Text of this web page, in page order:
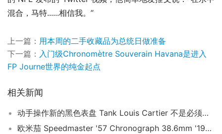
混合，马特......相信我。”
上一篇： 用本周的二手收藏品为总统日做准备
下一篇： 入门级Chronomètre Souverain Havana是进入
FP Journe世界的纯金起点
相关新闻
动手操作新的黑色表盘 Tank Louis Cartier 不是必须的——但它仍然是必须的
欧米茄 Speedmaster '57 Chronograph 38.6mm '1957 Trilogy' 限量版腕表评论